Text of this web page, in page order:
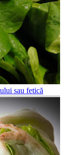
sau fetică